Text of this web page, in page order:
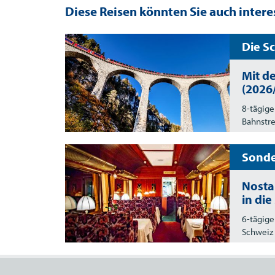
Diese Reisen könnten Sie auch
Die
Mit
8-tägige
in die
6-
Schweiz